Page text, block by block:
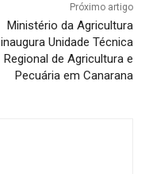
Próximo artigo
Ministério da Agricultura
inaugura Unidade Técnica
Regional de Agricultura e
Pecuária em Canarana